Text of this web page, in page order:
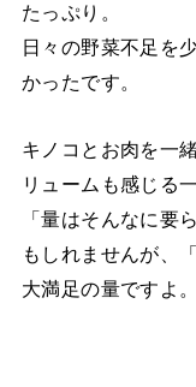
たっぷり。
日々の野菜不足を
かったです。
キノコとお肉を一
リュームも感じる
「量はそんなに要
もしれませんが、
大満足の量ですよ。